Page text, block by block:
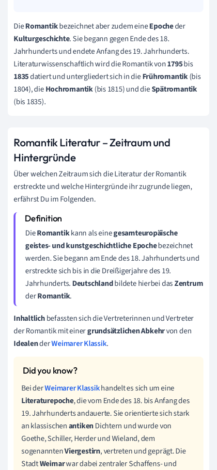
DieRomantikbezeichnet aber zudem eineEpocheder
Kulturgeschichte. Sie begann gegen Ende des 18.
Jahrhunderts und endete Anfang des 19. Jahrhunderts.
Literaturwissenschaftlich wird die Romantik von1795bis
1835datiert und untergliedert sich in dieFrühromantik(bis
1804), dieHochromantik(bis 1815) und dieSpätromantik
(bis 1835).
Romantik Literatur – Zeitraum und
Hintergründe
Über welchen Zeitraum sich die Literatur der Romantik
erstreckte und welche Hintergründe ihr zugrunde liegen,
erfährst Du im Folgenden.
DieRomantikkann als einegesamteuropäische
geistes- und kunstgeschichtliche Epochebezeichnet
werden. Sie begann am Ende des 18. Jahrhunderts und
erstreckte sich bis in die Dreißigerjahre des 19.
Jahrhunderts. Deutschlandbildete hierbei dasZentrum
derRomantik.
Inhaltlichbefassten sich die Vertreterinnen und Vertreter
der Romantik mit einergrundsätzlichen Abkehrvon den
IdealenderWeimarer Klassik.
Bei derWeimarer Klassikhandelt es sich um eine
Literaturepoche, die vom Ende des 18. bis Anfang des
19. Jahrhunderts andauerte. Sie orientierte sich stark
an klassischenantikenDichtern und wurde von
Goethe, Schiller, Herder und Wieland, dem
sogenanntenViergestirn, vertreten und geprägt. Die
StadtWeimarwar dabei zentraler Schaffens- und